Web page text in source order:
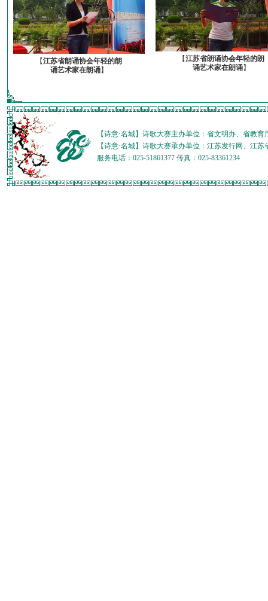
【江苏省朗诵协会年轻的朗
诵艺术家在朗诵】
【江苏省朗诵协会年轻的朗
诵艺术家在朗诵】
【诗意·名城】诗歌大赛主办单位：省文明办、省教
【诗意·名城】诗歌大赛承办单位：江苏发行网、江
服务电话：025-51861377 传真：025-83361234